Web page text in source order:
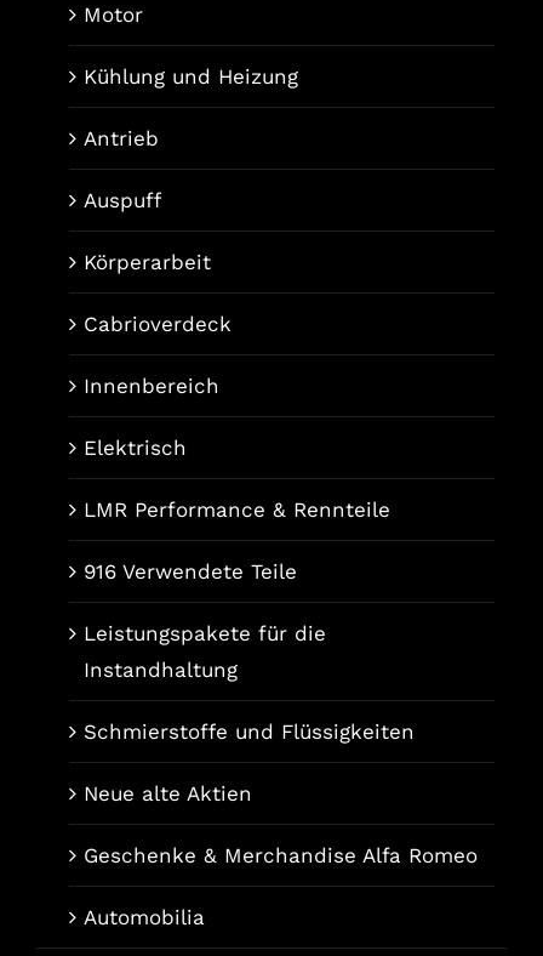
Motor
Kühlung und Heizung
Antrieb
Auspuff
Körperarbeit
Cabrioverdeck
Innenbereich
Elektrisch
LMR Performance & Rennteile
916 Verwendete Teile
Leistungspakete für die
Instandhaltung
Schmierstoffe und Flüssigkeiten
Neue alte Aktien
Geschenke & Merchandise Alfa Romeo
Automobilia